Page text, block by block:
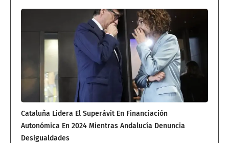
Cataluña Lidera El Superávit En Financiación
Autonómica En 2024 Mientras Andalucía Denuncia
Desigualdades